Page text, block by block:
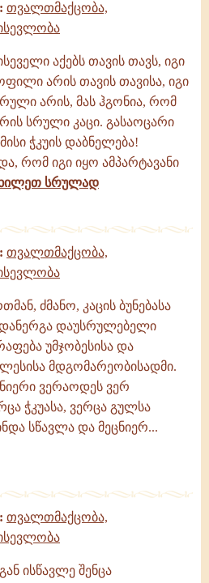
თვალთმაქცობა,
აქებს თავის თავს, იგი
არის თავის თავისა, იგი
არის, მას ჰგონია, რომ
სრული კაცი. გასაოცარი
ჭკუის დაბნელება!
რომ იგი იყო ამპარტავანი
სრულად
თვალთმაქცობა,
ძმანო, კაცის ბუნებასა
დანერგა დაუსრულებელი
უმჯობესისა და
მდგომარეობისადმი.
ვერაოდეს ვერ
ჭკუასა, ვერცა გულსა
სწავლა და მეცნიერ...
თვალთმაქცობა,
ისწავლე შენცა